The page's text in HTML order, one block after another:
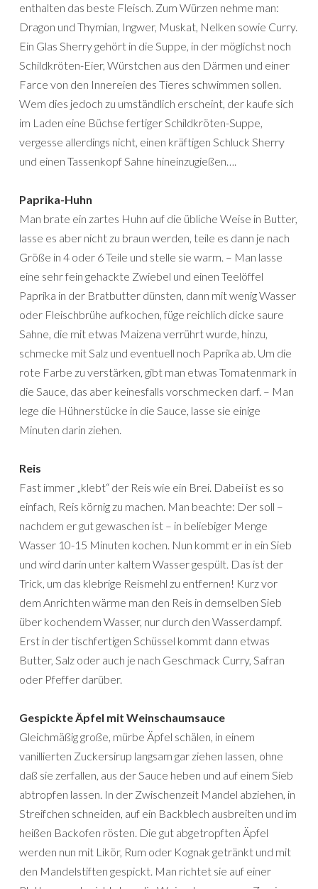
enthalten das beste Fleisch. Zum Würzen nehme man:
Dragon und Thymian, Ingwer, Muskat, Nelken sowie Curry.
Ein Glas Sherry gehört in die Suppe, in der möglichst noch
Schildkröten-Eier, Würstchen aus den Därmen und einer
Farce von den Innereien des Tieres schwimmen sollen.
Wem dies jedoch zu umständlich erscheint, der kaufe sich
im Laden eine Büchse fertiger Schildkröten-Suppe,
vergesse allerdings nicht, einen kräftigen Schluck Sherry
und einen Tassenkopf Sahne hineinzugießen….
Paprika-Huhn
Man brate ein zartes Huhn auf die übliche Weise in Butter,
lasse es aber nicht zu braun werden, teile es dann je nach
Größe in 4 oder 6 Teile und stelle sie warm. – Man lasse
eine sehr fein gehackte Zwiebel und einen Teelöffel
Paprika in der Bratbutter dünsten, dann mit wenig Wasser
oder Fleischbrühe aufkochen, füge reichlich dicke saure
Sahne, die mit etwas Maizena verrührt wurde, hinzu,
schmecke mit Salz und eventuell noch Paprika ab. Um die
rote Farbe zu verstärken, gibt man etwas Tomatenmark in
die Sauce, das aber keinesfalls vorschmecken darf. – Man
lege die Hühnerstücke in die Sauce, lasse sie einige
Minuten darin ziehen.
Reis
Fast immer „klebt“ der Reis wie ein Brei. Dabei ist es so
einfach, Reis körnig zu machen. Man beachte: Der soll –
nachdem er gut gewaschen ist – in beliebiger Menge
Wasser 10-15 Minuten kochen. Nun kommt er in ein Sieb
und wird darin unter kaltem Wasser gespült. Das ist der
Trick, um das klebrige Reismehl zu entfernen! Kurz vor
dem Anrichten wärme man den Reis in demselben Sieb
über kochendem Wasser, nur durch den Wasserdampf.
Erst in der tischfertigen Schüssel kommt dann etwas
Butter, Salz oder auch je nach Geschmack Curry, Safran
oder Pfeffer darüber.
Gespickte Äpfel mit Weinschaumsauce
Gleichmäßig große, mürbe Äpfel schälen, in einem
vanillierten Zuckersirup langsam gar ziehen lassen, ohne
daß sie zerfallen, aus der Sauce heben und auf einem Sieb
abtropfen lassen. In der Zwischenzeit Mandel abziehen, in
Streifchen schneiden, auf ein Backblech ausbreiten und im
heißen Backofen rösten. Die gut abgetropften Äpfel
werden nun mit Likör, Rum oder Kognak getränkt und mit
den Mandelstiften gespickt. Man richtet sie auf einer